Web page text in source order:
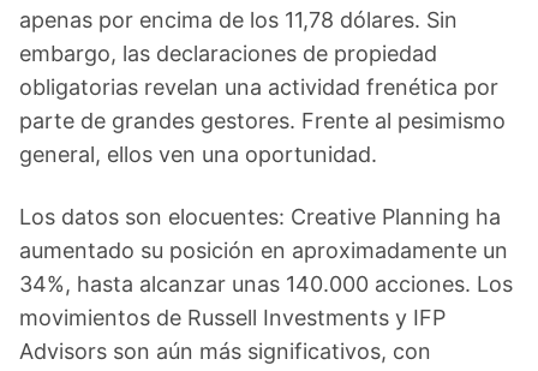
apenas por encima de los 11,78 dólares. Sin
embargo, las declaraciones de propiedad
obligatorias revelan una actividad frenética por
parte de grandes gestores. Frente al pesimismo
general, ellos ven una oportunidad.
Los datos son elocuentes: Creative Planning ha
aumentado su posición en aproximadamente un
34%, hasta alcanzar unas 140.000 acciones. Los
movimientos de Russell Investments y IFP
Advisors son aún más significativos, con